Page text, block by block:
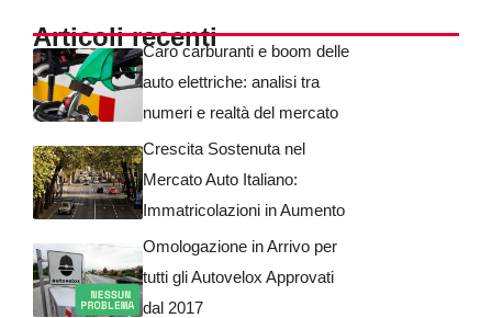
Articoli recentiCaro carburanti e boom delle
auto elettriche: analisi tra
numeri e realtà del mercato
Crescita Sostenuta nel
Mercato Auto Italiano:
Immatricolazioni in Aumento
Omologazione in Arrivo per
tutti gli Autovelox Approvati
dal 2017